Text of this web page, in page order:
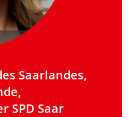
Saarlandes,
SPD Saar